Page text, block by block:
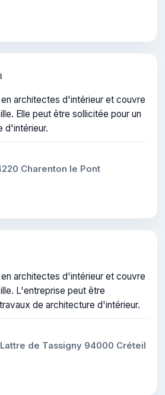
architectes d'intérieur et couvre
Elle peut être sollicitée pour un
d'intérieur.
Charenton le Pont
architectes d'intérieur et couvre
L'entreprise peut être
de architecture d'intérieur.
de Tassigny 94000 Créteil